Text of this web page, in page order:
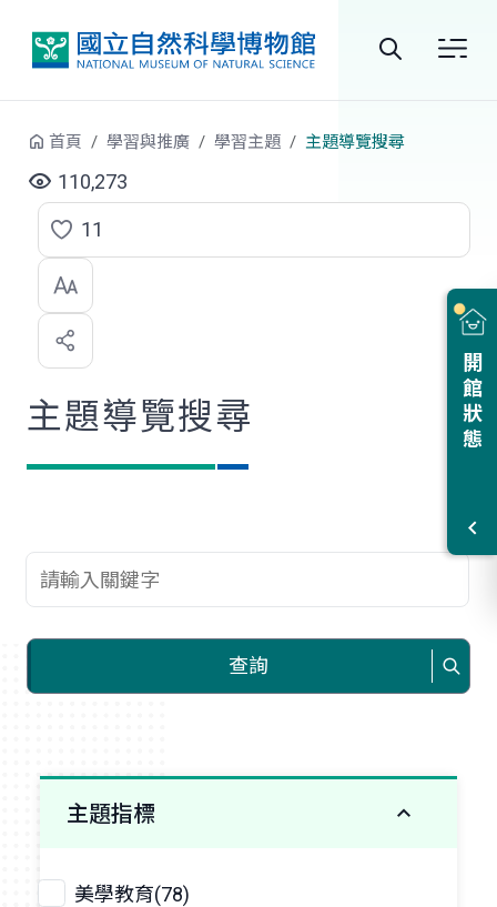
站
尋
開館狀態
首頁 學習與推廣 學習主題 主題導覽搜尋
110,273
點
選
喜
歡
11
主題導覽搜尋
查詢關鍵字
查詢
主題指標
美學教育(78)